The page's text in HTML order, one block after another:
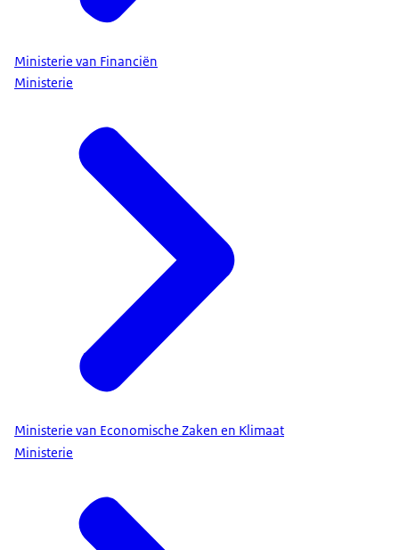
Ministerie van Financiën
Ministerie
Ministerie van Economische Zaken en Klimaat
Ministerie